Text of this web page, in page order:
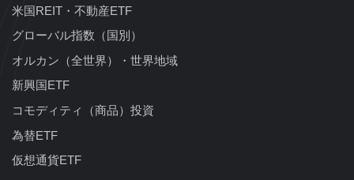
米国REIT・不動産ETF
グローバル指数（国別）
オルカン（全世界）・世界地域
新興国ETF
コモディティ（商品）投資
為替ETF
仮想通貨ETF